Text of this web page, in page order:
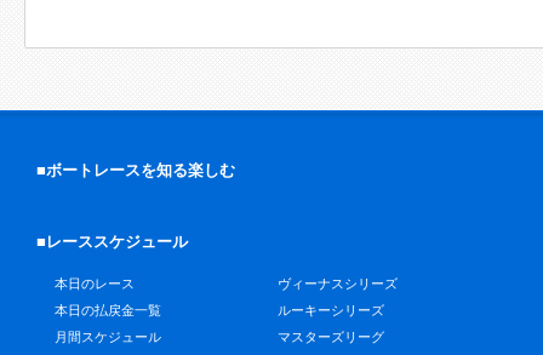
■ボートレースを知る楽しむ
■レーススケジュール
本日のレース
本日の払戻金一覧
月間スケジュール
ヴィーナスシリーズ
ルーキーシリーズ
マスターズリーグ